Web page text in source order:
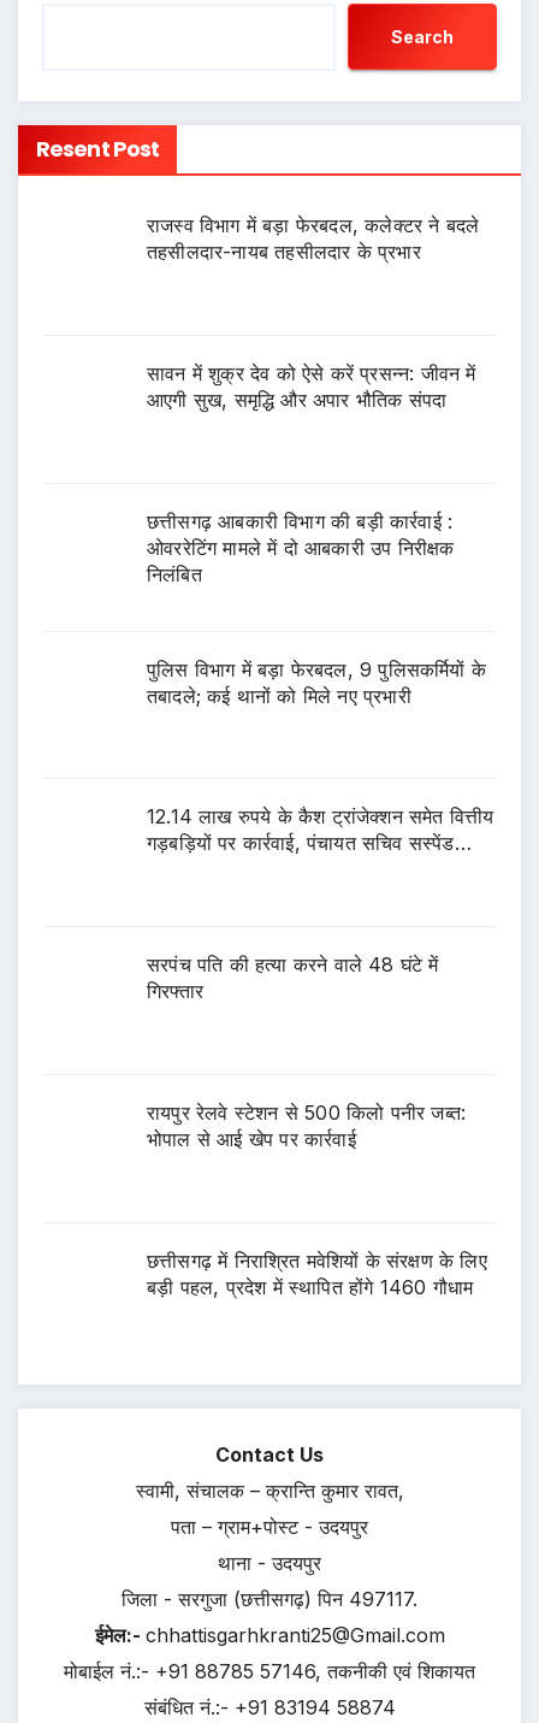
Search
Resent Post
राजस्व विभाग में बड़ा फेरबदल, कलेक्टर ने बदले
तहसीलदार-नायब तहसीलदार के प्रभार
सावन में शुक्र देव को ऐसे करें प्रसन्न: जीवन में
आएगी सुख, समृद्धि और अपार भौतिक संपदा
छत्तीसगढ़ आबकारी विभाग की बड़ी कार्रवाई :
ओवररेटिंग मामले में दो आबकारी उप निरीक्षक
निलंबित
पुलिस विभाग में बड़ा फेरबदल, 9 पुलिसकर्मियों के
तबादले; कई थानों को मिले नए प्रभारी
12.14 लाख रुपये के कैश ट्रांजेक्शन समेत वित्तीय
गड़बड़ियों पर कार्रवाई, पंचायत सचिव सस्पेंड…
सरपंच पति की हत्या करने वाले 48 घंटे में
गिरफ्तार
रायपुर रेलवे स्टेशन से 500 किलो पनीर जब्त:
भोपाल से आई खेप पर कार्रवाई
छत्तीसगढ़ में निराश्रित मवेशियों के संरक्षण के लिए
बड़ी पहल, प्रदेश में स्थापित होंगे 1460 गौधाम
Contact Us
स्वामी, संचालक – क्रान्ति कुमार रावत,
पता – ग्राम+पोस्ट - उदयपुर
थाना - उदयपुर
जिला - सरगुजा (छत्तीसगढ़) पिन 497117.
ईमेल:- chhattisgarhkranti25@Gmail.com
मोबाईल नं.:- +91 88785 57146, तकनीकी एवं शिकायत
संबंधित नं.:- +91 83194 58874